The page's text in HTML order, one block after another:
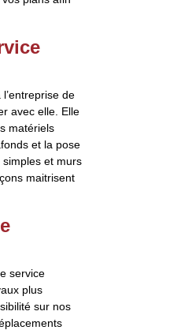
de
avec elle. Elle
matériels
et la pose
et murs
maitrisent
service
plus
sur nos